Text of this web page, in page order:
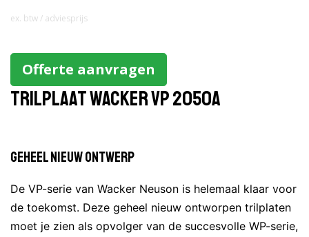
ex. btw / adviesprijs
Offerte aanvragen
Trilplaat Wacker VP 2050A
Geheel nieuw ontwerp
De VP-serie van Wacker Neuson is helemaal klaar voor
de toekomst. Deze geheel nieuw ontworpen trilplaten
moet je zien als opvolger van de succesvolle WP-serie,